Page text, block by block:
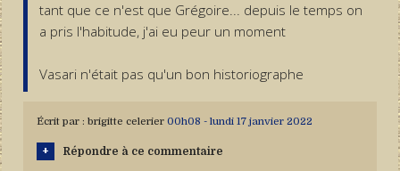
tant que ce n'est que Grégoire... depuis le temps on
a pris l'habitude, j'ai eu peur un moment
Vasari n'était pas qu'un bon historiographe
Écrit par : brigitte celerier 00h08 - lundi 17 janvier 2022
Répondre à ce commentaire